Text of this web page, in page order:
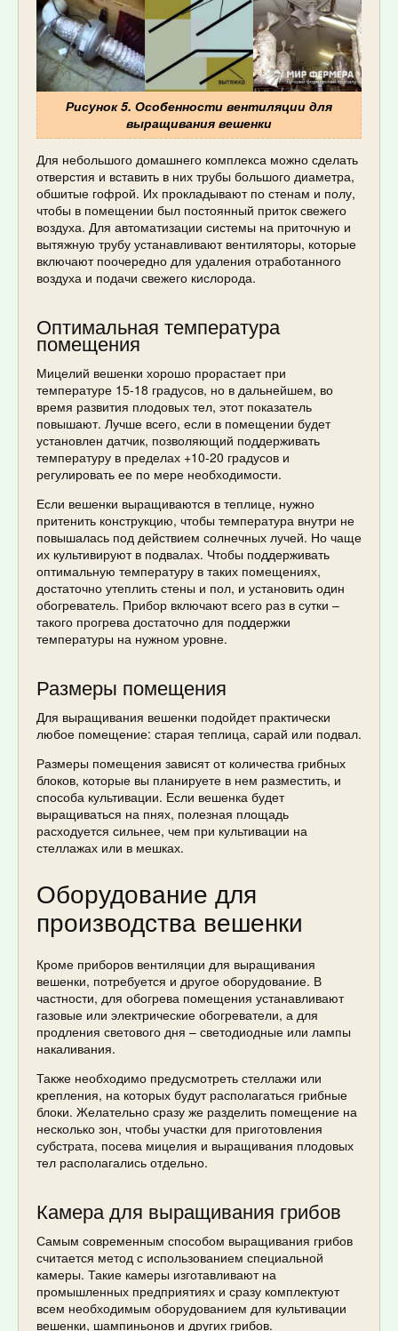
Рисунок 5. Особенности вентиляции для
выращивания вешенки
Для небольшого домашнего комплекса можно сделать
отверстия и вставить в них трубы большого диаметра,
обшитые гофрой. Их прокладывают по стенам и полу,
чтобы в помещении был постоянный приток свежего
воздуха. Для автоматизации системы на приточную и
вытяжную трубу устанавливают вентиляторы, которые
включают поочередно для удаления отработанного
воздуха и подачи свежего кислорода.
Оптимальная температура
помещения
Мицелий вешенки хорошо прорастает при
температуре 15-18 градусов, но в дальнейшем, во
время развития плодовых тел, этот показатель
повышают. Лучше всего, если в помещении будет
установлен датчик, позволяющий поддерживать
температуру в пределах +10-20 градусов и
регулировать ее по мере необходимости.
Если вешенки выращиваются в теплице, нужно
притенить конструкцию, чтобы температура внутри не
повышалась под действием солнечных лучей. Но чаще
их культивируют в подвалах. Чтобы поддерживать
оптимальную температуру в таких помещениях,
достаточно утеплить стены и пол, и установить один
обогреватель. Прибор включают всего раз в сутки –
такого прогрева достаточно для поддержки
температуры на нужном уровне.
Размеры помещения
Для выращивания вешенки подойдет практически
любое помещение: старая теплица, сарай или подвал.
Размеры помещения зависят от количества грибных
блоков, которые вы планируете в нем разместить, и
способа культивации. Если вешенка будет
выращиваться на пнях, полезная площадь
расходуется сильнее, чем при культивации на
стеллажах или в мешках.
Оборудование для
производства вешенки
Кроме приборов вентиляции для выращивания
вешенки, потребуется и другое оборудование. В
частности, для обогрева помещения устанавливают
газовые или электрические обогреватели, а для
продления светового дня – светодиодные или лампы
накаливания.
Также необходимо предусмотреть стеллажи или
крепления, на которых будут располагаться грибные
блоки. Желательно сразу же разделить помещение на
несколько зон, чтобы участки для приготовления
субстрата, посева мицелия и выращивания плодовых
тел располагались отдельно.
Камера для выращивания грибов
Самым современным способом выращивания грибов
считается метод с использованием специальной
камеры. Такие камеры изготавливают на
промышленных предприятиях и сразу комплектуют
всем необходимым оборудованием для культивации
вешенки, шампиньонов и других грибов.